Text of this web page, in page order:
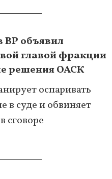
ВР объявил
главой фракции
решения ОАСК
оспаривать
в суде и обвиняет